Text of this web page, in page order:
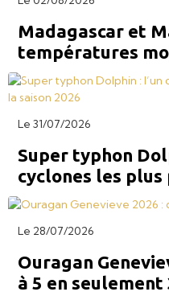
Madagascar et
températures
au-dessus des
prochaine
Le 31/07/2026
Super typhon
cyclones les plus
saison 2026 dans
Le 28/07/2026
Ouragan
à 5 en seulement